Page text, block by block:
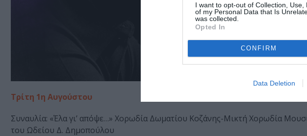
I want to opt-out of Collection,
of my Personal Data that Is
was collected.
Opted In
CONFIRM
Data Deletion
Τρίτη 1η Αυγούστου
Συναυλία: «Έλα γι’ απόψε…» Χορωδία Δωματίου Κοζάνης-Μικτή Χορωδία
του Ωδείου Δ. Δημοπούλου